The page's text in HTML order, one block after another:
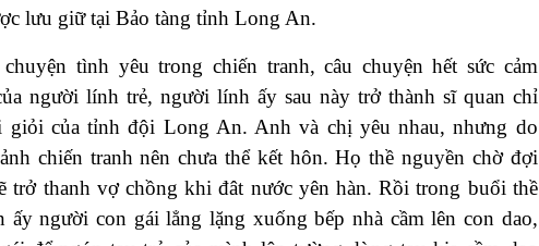
lưu giữ tại Bảo tàng tỉnh Long An.
tình yêu trong chiến tranh, câu chuyện hết sức cảm
người lính trẻ, người lính ấy sau này trở thành sĩ quan chỉ
giỏi của tỉnh đội Long An. Anh và chị yêu nhau, nhưng do
chiến tranh nên chưa thể kết hôn. Họ thề nguyền chờ đợi
trở thanh vợ chồng khi đât nước yên hàn. Rồi trong buổi thề
ấy người con gái lẳng lặng xuống bếp nhà cầm lên con dao,